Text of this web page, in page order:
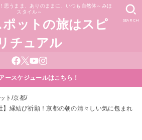
思うまま、ありのままに、いつも自然体～みほ
スタイル～
ットの旅はスピ
リチュアル
SEARCH
ースケジュールはこちら！
ト 京都
】縁結び祈願！京都の朝の清々しい気に包まれ